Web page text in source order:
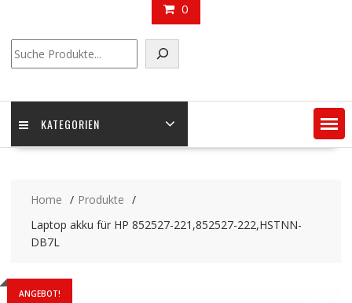
0
KATEGORIEN
Home
Produkte
Laptop akku für HP 852527-221,852527-222,HSTNN-
DB7L
ANGEBOT!